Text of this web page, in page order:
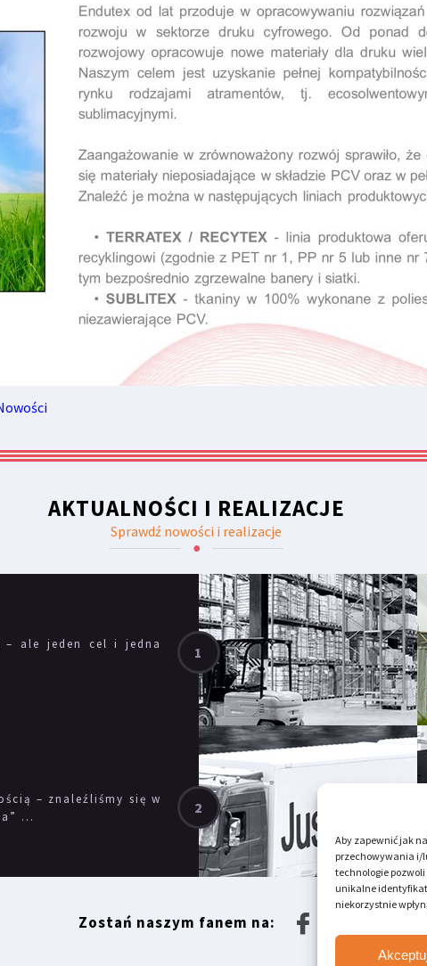
Aby zapewnić jak
przechowywania i/
technologie
unikalne
niekorzystnie
AKTUALNOŚCI I REALIZACJE
Sprawdź nowości i realizacje
– ale jeden cel i jedna
– znaleźliśmy się w
...
Zostań naszym fanem na: